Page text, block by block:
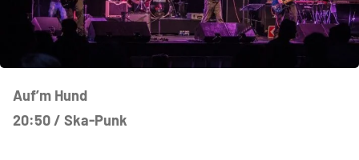
Auf’m Hund
20:50 / Ska-Punk